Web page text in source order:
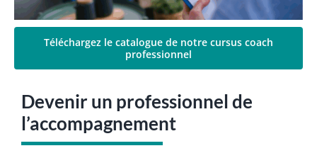
Téléchargez le catalogue de notre cursus coach
professionnel
Devenir un professionnel de
l’accompagnement